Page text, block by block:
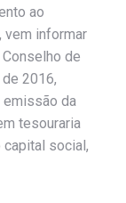
ao
vem informar
de
2016,
emissão da
tesouraria
social,